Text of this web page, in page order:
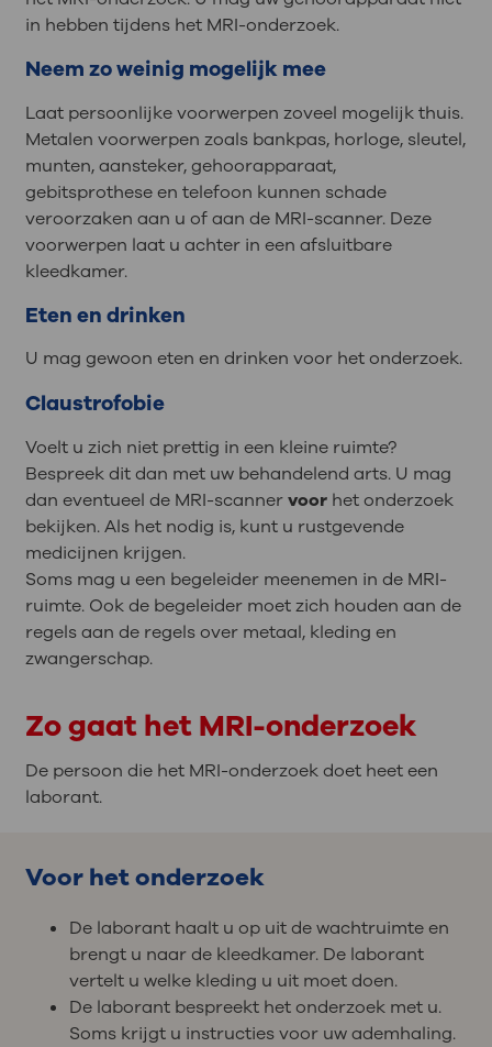
in hebben tijdens het MRI-onderzoek.
Neem zo weinig mogelijk mee
Laat persoonlijke voorwerpen zoveel mogelijk thuis.
Metalen voorwerpen zoals bankpas, horloge, sleutel,
munten, aansteker, gehoorapparaat,
gebitsprothese en telefoon kunnen schade
veroorzaken aan u of aan de MRI-scanner. Deze
voorwerpen laat u achter in een afsluitbare
kleedkamer.
Eten en drinken
U mag gewoon eten en drinken voor het onderzoek.
Claustrofobie
Voelt u zich niet prettig in een kleine ruimte?
Bespreek dit dan met uw behandelend arts. U mag
dan eventueel de MRI-scannervoorhet onderzoek
bekijken. Als het nodig is, kunt u rustgevende
medicijnen krijgen.
Soms mag u een begeleider meenemen in de MRI-
ruimte. Ook de begeleider moet zich houden aan de
regels aan de regels over metaal, kleding en
zwangerschap.
Zo gaat het MRI-onderzoek
De persoon die het MRI-onderzoek doet heet een
laborant.
Voor het onderzoek
De laborant haalt u op uit de wachtruimte en
brengt u naar de kleedkamer. De laborant
vertelt u welke kleding u uit moet doen.
De laborant bespreekt het onderzoek met u.
Soms krijgt u instructies voor uw ademhaling.